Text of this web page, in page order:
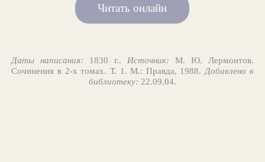
Читать онлайн
Даты написания: 1830 г.. Источник: М. Ю. Лермонтов.
Сочинения в 2-х томах. Т. 1. М.: Правда, 1988. Добавлено в
библиотеку: 22.09.04.